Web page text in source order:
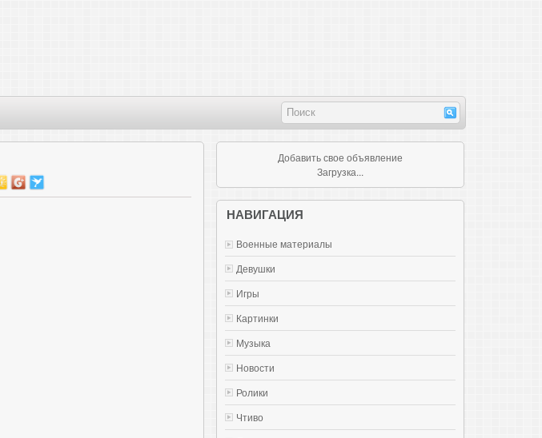
Добавить свое объявление
Загрузка...
НАВИГАЦИЯ
Военные материалы
Девушки
Игры
Картинки
Музыка
Новости
Ролики
Чтиво